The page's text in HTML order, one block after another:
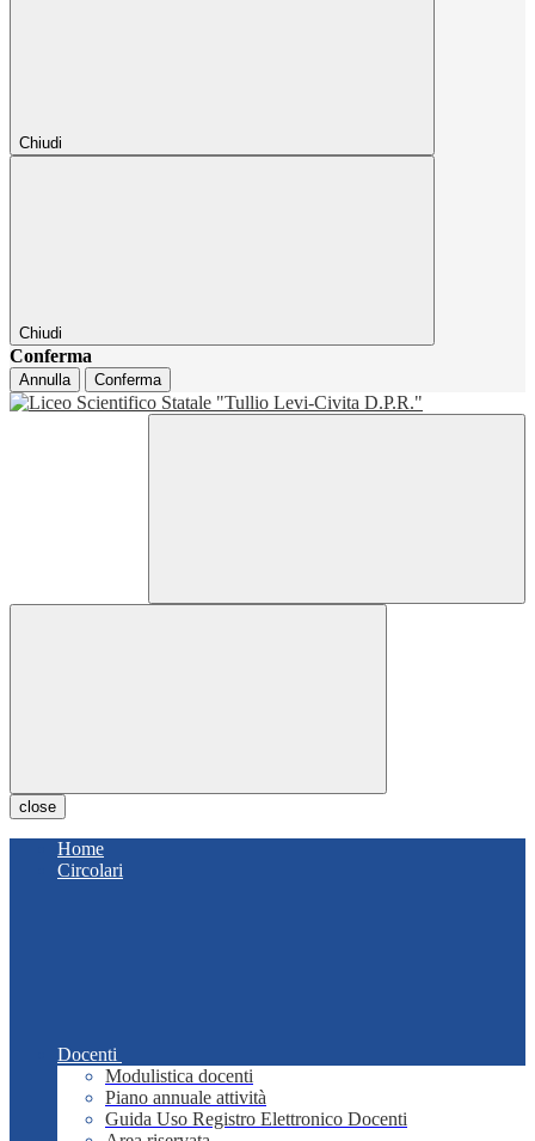
Chiudi
Chiudi
Conferma
Annulla Conferma
close
Home
Circolari
Docenti
Modulistica docenti
Piano annuale attività
Guida Uso Registro Elettronico Docenti